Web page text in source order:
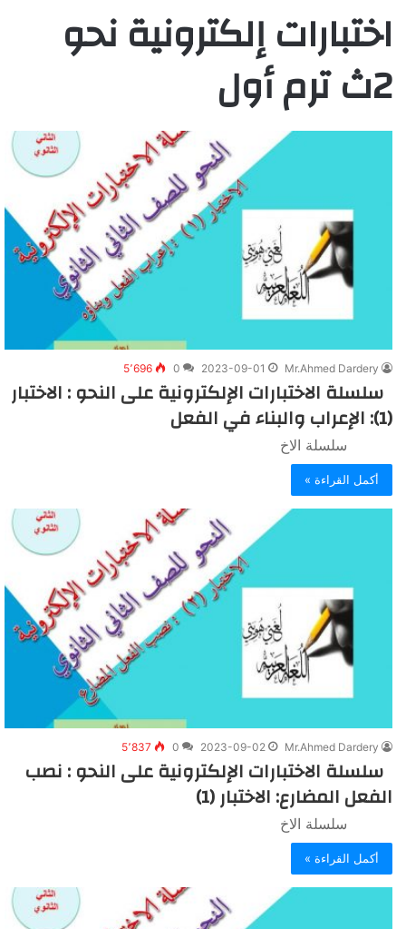
اختبارات إلكترونية نحو
2ث ترم أول
Mr.Ahmed Dardery
2023-09-01
0 5٬696
سلسلة الاختبارات الإلكترونية على النحو : الاختبار
(1): الإعراب والبناء في الفعل
سلسلة الاخ
أكمل القراءة »
Mr.Ahmed Dardery
2023-09-02
0 5٬837
سلسلة الاختبارات الإلكترونية على النحو : نصب
الفعل المضارع: الاختبار (1)
سلسلة الاخ
أكمل القراءة »